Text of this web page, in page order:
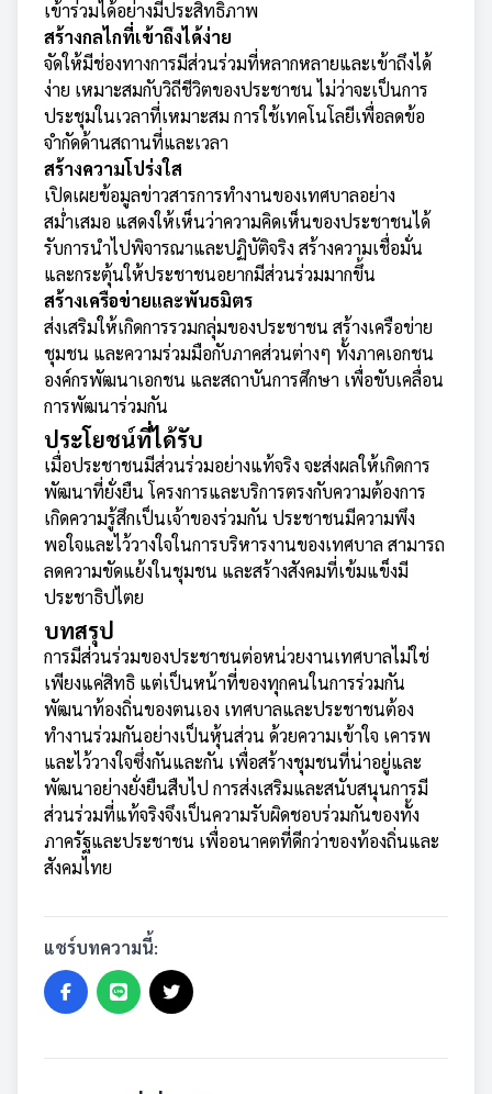
เข้าร่วมได้อย่างมีประสิทธิภาพ
สร้างกลไกที่เข้าถึงได้ง่าย
จัดให้มีช่องทางการมีส่วนร่วมที่หลากหลายและเข้าถึงได้
ง่าย เหมาะสมกับวิถีชีวิตของประชาชน ไม่ว่าจะเป็นการ
ประชุมในเวลาที่เหมาะสม การใช้เทคโนโลยีเพื่อลดข้อ
จำกัดด้านสถานที่และเวลา
สร้างความโปร่งใส
เปิดเผยข้อมูลข่าวสารการทำงานของเทศบาลอย่าง
สม่ำเสมอ แสดงให้เห็นว่าความคิดเห็นของประชาชนได้
รับการนำไปพิจารณาและปฏิบัติจริง สร้างความเชื่อมั่น
และกระตุ้นให้ประชาชนอยากมีส่วนร่วมมากขึ้น
สร้างเครือข่ายและพันธมิตร
ส่งเสริมให้เกิดการรวมกลุ่มของประชาชน สร้างเครือข่าย
ชุมชน และความร่วมมือกับภาคส่วนต่างๆ ทั้งภาคเอกชน
องค์กรพัฒนาเอกชน และสถาบันการศึกษา เพื่อขับเคลื่อน
การพัฒนาร่วมกัน
ประโยชน์ที่ได้รับ
เมื่อประชาชนมีส่วนร่วมอย่างแท้จริง จะส่งผลให้เกิดการ
พัฒนาที่ยั่งยืน โครงการและบริการตรงกับความต้องการ
เกิดความรู้สึกเป็นเจ้าของร่วมกัน ประชาชนมีความพึง
พอใจและไว้วางใจในการบริหารงานของเทศบาล สามารถ
ลดความขัดแย้งในชุมชน และสร้างสังคมที่เข้มแข็งมี
ประชาธิปไตย
บทสรุป
การมีส่วนร่วมของประชาชนต่อหน่วยงานเทศบาลไม่ใช่
เพียงแค่สิทธิ แต่เป็นหน้าที่ของทุกคนในการร่วมกัน
พัฒนาท้องถิ่นของตนเอง เทศบาลและประชาชนต้อง
ทำงานร่วมกันอย่างเป็นหุ้นส่วน ด้วยความเข้าใจ เคารพ
และไว้วางใจซึ่งกันและกัน เพื่อสร้างชุมชนที่น่าอยู่และ
พัฒนาอย่างยั่งยืนสืบไป การส่งเสริมและสนับสนุนการมี
ส่วนร่วมที่แท้จริงจึงเป็นความรับผิดชอบร่วมกันของทั้ง
ภาครัฐและประชาชน เพื่ออนาคตที่ดีกว่าของท้องถิ่นและ
สังคมไทย
แชร์บทความนี้: